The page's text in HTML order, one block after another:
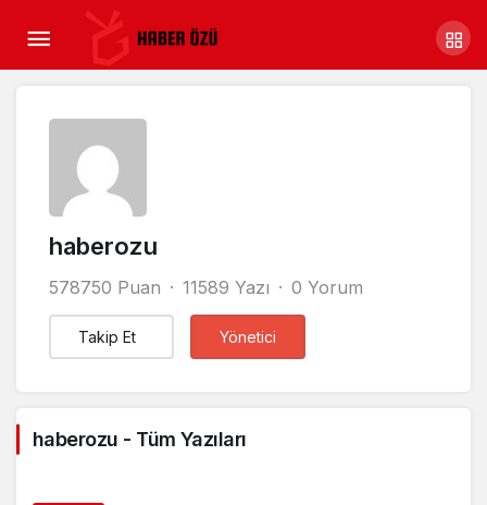
haberozu
578750 Puan 11589 Yazı 0 Yorum
Takip Et Yönetici
haberozu - Tüm Yazıları